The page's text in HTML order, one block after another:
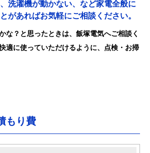
洗濯機が動かない、など家電全般に
があればお気軽にご相談ください。
な？と思ったときは、飯塚電気へご相談く
適に使っていただけるように、点検・お掃
もり費